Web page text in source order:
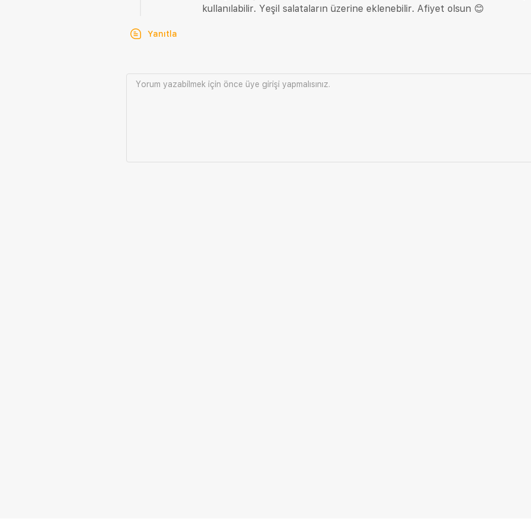
kullanılabilir. Yeşil salataların üzerine eklenebilir. Afiyet olsun 😊
Yanıtla
Yorum yazabilmek için önce üye girişi yapmalısınız.